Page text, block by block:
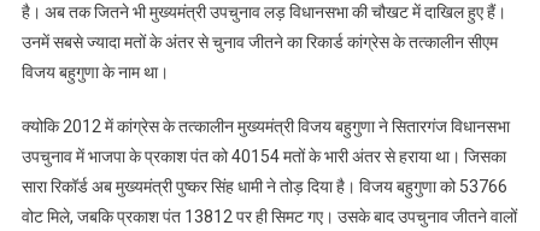
तोड़
मुख्यमंत्री
इतिहास,
करीब
54
हज़ार
है। अब तक जितने भी मुख्यमंत्री उपचुनाव लड़ विधानसभा की चौखट में दाखिल हुए हैं।
उनमें सबसे ज्यादा मतों के अंतर से चुनाव जीतने का रिकार्ड कांग्रेस के तत्कालीन सीएम
विजय बहुगुणा के नाम था।
क्योकि 2012 में कांग्रेस के तत्कालीन मुख्यमंत्री विजय बहुगुणा ने सितारगंज विधानसभा
उपचुनाव में भाजपा के प्रकाश पंत को 40154 मतों के भारी अंतर से हराया था। जिसका
सारा रिकॉर्ड अब मुख्यमंत्री पुष्कर सिंह धामी ने तोड़ दिया है। विजय बहुगुणा को 53766
वोट मिले, जबकि प्रकाश पंत 13812 पर ही सिमट गए। उसके बाद उपचुनाव जीतने वालों